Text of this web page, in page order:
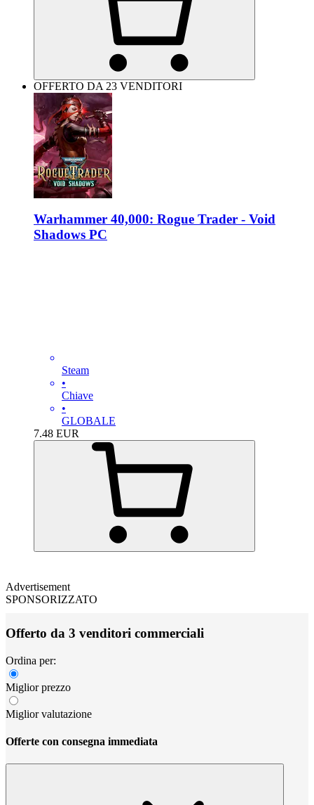
OFFERTO DA 23 VENDITORI
Warhammer 40,000: Rogue Trader - Void
Shadows PC
Steam
•
Chiave
•
GLOBALE
7.48 EUR
Advertisement
SPONSORIZZATO
Offerto da 3 venditori commerciali
Ordina per:
Miglior prezzo
Miglior valutazione
Offerte con consegna immediata